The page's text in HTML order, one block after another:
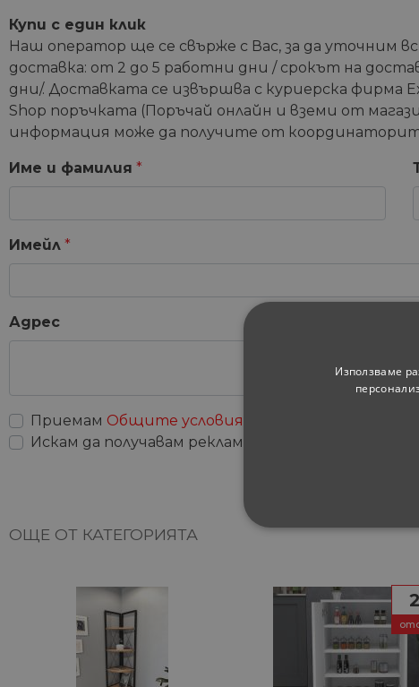
Купи с един клик
Наш оператор ще се свърже с Вас, за да уточним
доставка: от 2 до 5 работни дни / срокът на
дни/. Доставката се извършва с куриерска фирма
Shop поръчката (Поръчай онлайн и вземи от
информация може да получите от
Име и фамилия *
Имейл *
Адрес
Приемам Общите условия
Искам да получавам рекламни съобщения
ОЩЕ ОТ КАТЕГОРИЯТА
Използваме
СТРОГО
Строго